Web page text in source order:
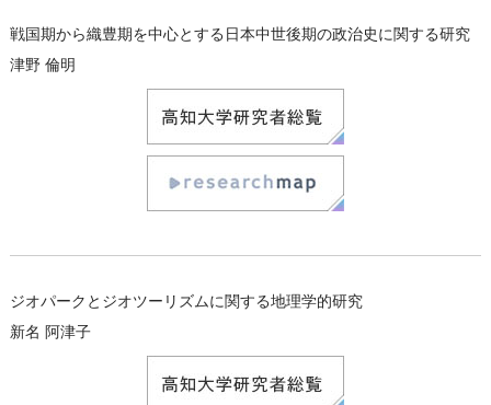
戦国期から織豊期を中心とする日本中世後期の政治史に関する研究
津野 倫明
ジオパークとジオツーリズムに関する地理学的研究
新名 阿津子